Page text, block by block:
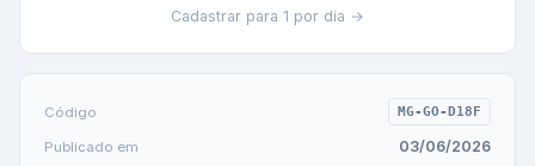
Cadastrar para 1 por dia →
Código MG-GO-D18F
Publicado em 03/06/2026